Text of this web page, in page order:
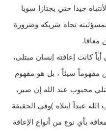
جيدا حتي يجتازا سويا
تجاه شريكه وضرورة
معاقا.
أياً كانت إعاقته إنسان مبتلى،
مفهوماً سيئاً ، بل هو مفهوم
محبوب عند الله إن صبر،
عبداً ابتلاه )وفي الحقيقة
بأي نوع من أنواع الإعاقة